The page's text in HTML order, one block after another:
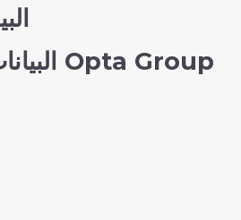
Opta Group البيانات الصحفية